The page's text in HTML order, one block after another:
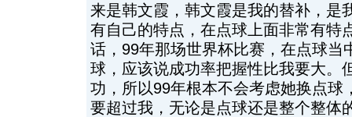
来是韩文霞，韩文霞是我的替补，是
有自己的特点，在点球上面非常有特
话，99年那场世界杯比赛，在点球当
球，应该说成功率把握性比我要大。
功，所以99年根本不会考虑她换点球
要超过我，无论是点球还是整个整体